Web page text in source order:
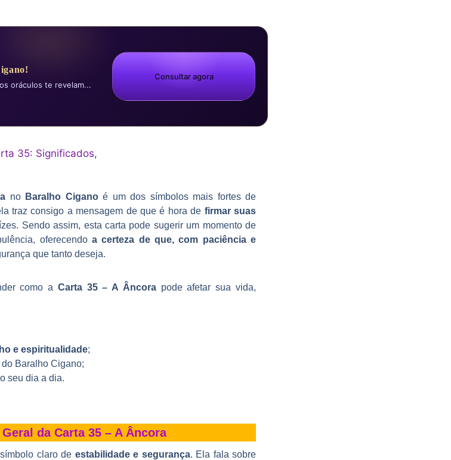
oráculos te revelam...
Consultar agora
no Baralho Ciganoé um dos símbolos mais fortes de
traz consigo a mensagem de que é hora de firmar suas
Sendo assim, esta carta pode sugerir um momento de
oferecendo a certeza de que, com paciência e
que tanto deseja.
como a Carta 35 – A Âncorapode afetar sua vida,
e espiritualidade;
Baralho Cigano;
seu dia a dia.
da Carta 35 – A Âncora
claro de estabilidade e segurança. Ela fala sobre